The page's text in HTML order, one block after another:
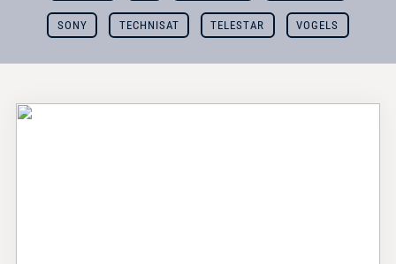
SONY TECHNISAT TELESTAR VOGELS